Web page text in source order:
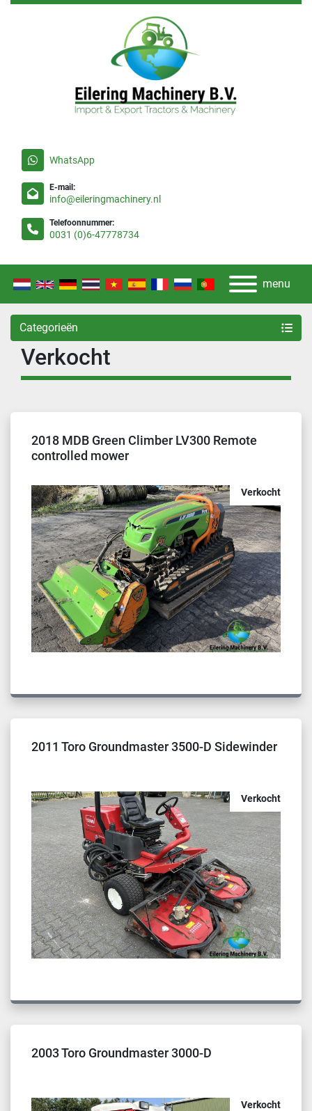
WhatsApp
E-mail:
info@eileringmachinery.nl
Telefoonnummer:
0031 (0)6-47778734
menu
Categorieën
Verkocht
2018 MDB Green Climber LV300 Remote
controlled mower
Verkocht
2011 Toro Groundmaster 3500-D Sidewinder
Verkocht
2003 Toro Groundmaster 3000-D
Verkocht